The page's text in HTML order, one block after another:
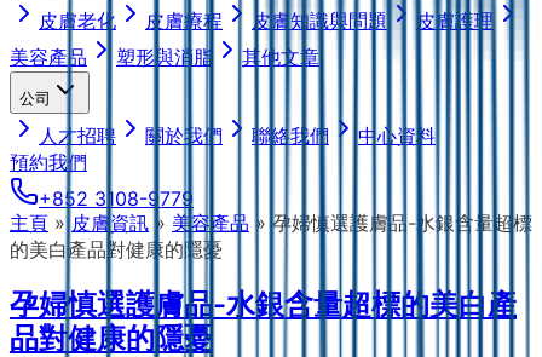
皮膚老化 皮膚療程 皮膚知識與問題
皮膚護理
美容產品
塑形與消脂 其他文章
公司
人才招聘 關於我們 聯絡我們
中心資料
預約我們
+852 3108-9779
主頁 » 皮膚資訊 » 美容產品 » 孕婦慎選護膚品-水銀含量超標
的美白產品對健康的隱憂
孕婦慎選護膚品-水銀含量超標的美白產
品對健康的隱憂